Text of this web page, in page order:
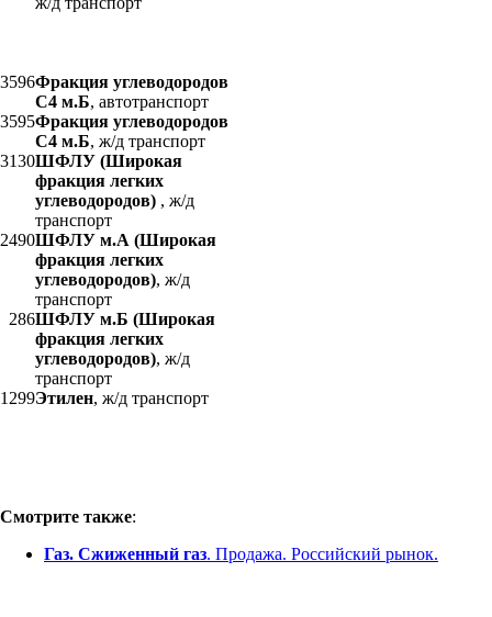
3596Фракция углеводородов
С4 м.Б, автотранспорт
3595Фракция углеводородов
С4 м.Б, ж/д транспорт
3130ШФЛУ (Широкая
фракция легких
углеводородов) , ж/д
транспорт
2490ШФЛУ м.А (Широкая
фракция легких
углеводородов), ж/д
транспорт
286ШФЛУ м.Б (Широкая
фракция легких
углеводородов), ж/д
транспорт
1299Этилен, ж/д транспорт
Смотрите также:
Газ. Сжиженный газ. Продажа. Российский рынок.